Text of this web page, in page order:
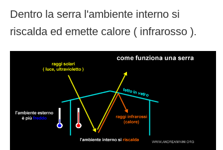
Dentro la serra l'ambiente interno si
riscalda ed emette calore ( infrarosso ).